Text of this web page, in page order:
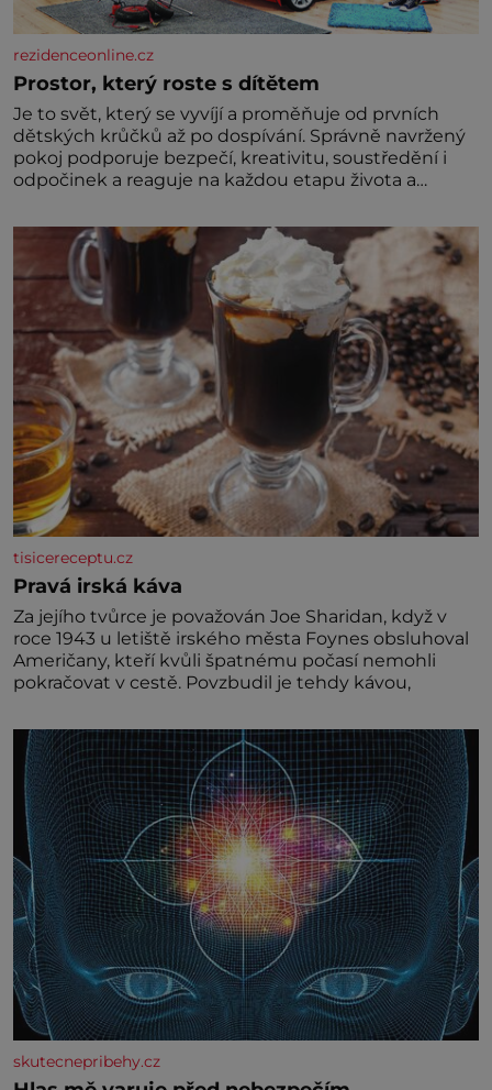
rezidenceonline.cz
Prostor, který roste s dítětem
Je to svět, který se vyvíjí a proměňuje od prvních
dětských krůčků až po dospívání. Správně navržený
pokoj podporuje bezpečí, kreativitu, soustředění i
odpočinek a reaguje na každou etapu života a
jednoduchost, měkkost a bezpečí, proto by pokoj
miminka měl působit především klidně a útulně.
Předškolní věk je
tisicereceptu.cz
Pravá irská káva
Za jejího tvůrce je považován Joe Sharidan, když v
roce 1943 u letiště irského města Foynes obsluhoval
Američany, kteří kvůli špatnému počasí nemohli
pokračovat v cestě. Povzbudil je tehdy kávou,
skutecnepribehy.cz